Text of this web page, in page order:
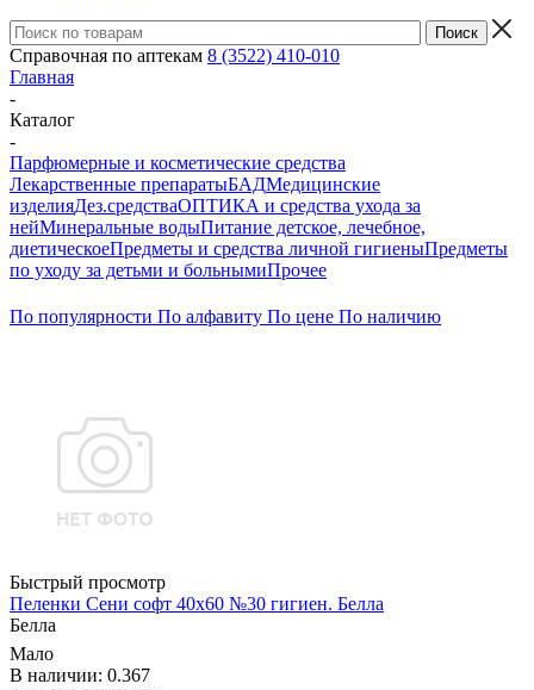
Справочная по аптекам 8 (3522) 410-010
Главная
-
Каталог
-
Парфюмерные и косметические средства
Лекарственные препаратыБАДМедицинские
изделияДез.средстваОПТИКА и средства ухода за
нейМинеральные водыПитание детское, лечебное,
диетическоеПредметы и средства личной гигиеныПредметы
по уходу за детьми и больнымиПрочее
По популярности По алфавиту По цене По наличию
Быстрый просмотр
Пеленки Сени софт 40х60 №30 гигиен. Белла
Белла
Мало
В наличии: 0.367